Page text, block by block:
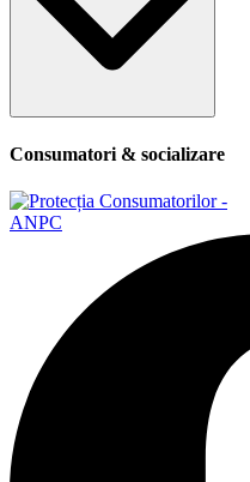
Consumatori & socializare